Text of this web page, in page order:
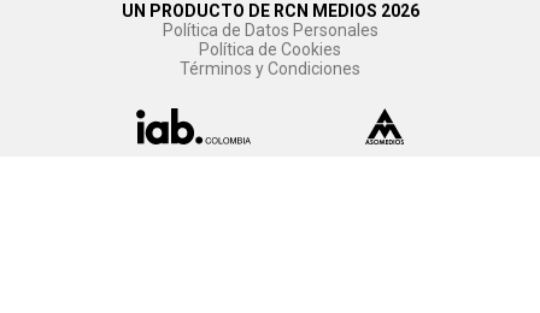
UN PRODUCTO DE RCN MEDIOS 2026
Política de Datos Personales
Política de Cookies
Términos y Condiciones